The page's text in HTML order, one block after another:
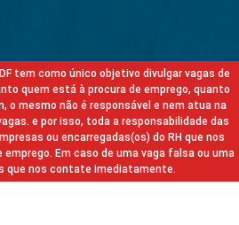
tem como único objetivo divulgar vagas de
quem está à procura de emprego, quanto
o mesmo não é responsável e nem atua na
e por isso, toda a responsabilidade das
ou encarregadas(os) do RH que nos
Em caso de uma vaga falsa ou uma
que nos contate imediatamente.